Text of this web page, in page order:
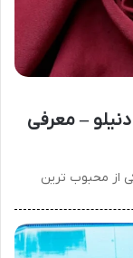
– معرفی
از محبوب ترین